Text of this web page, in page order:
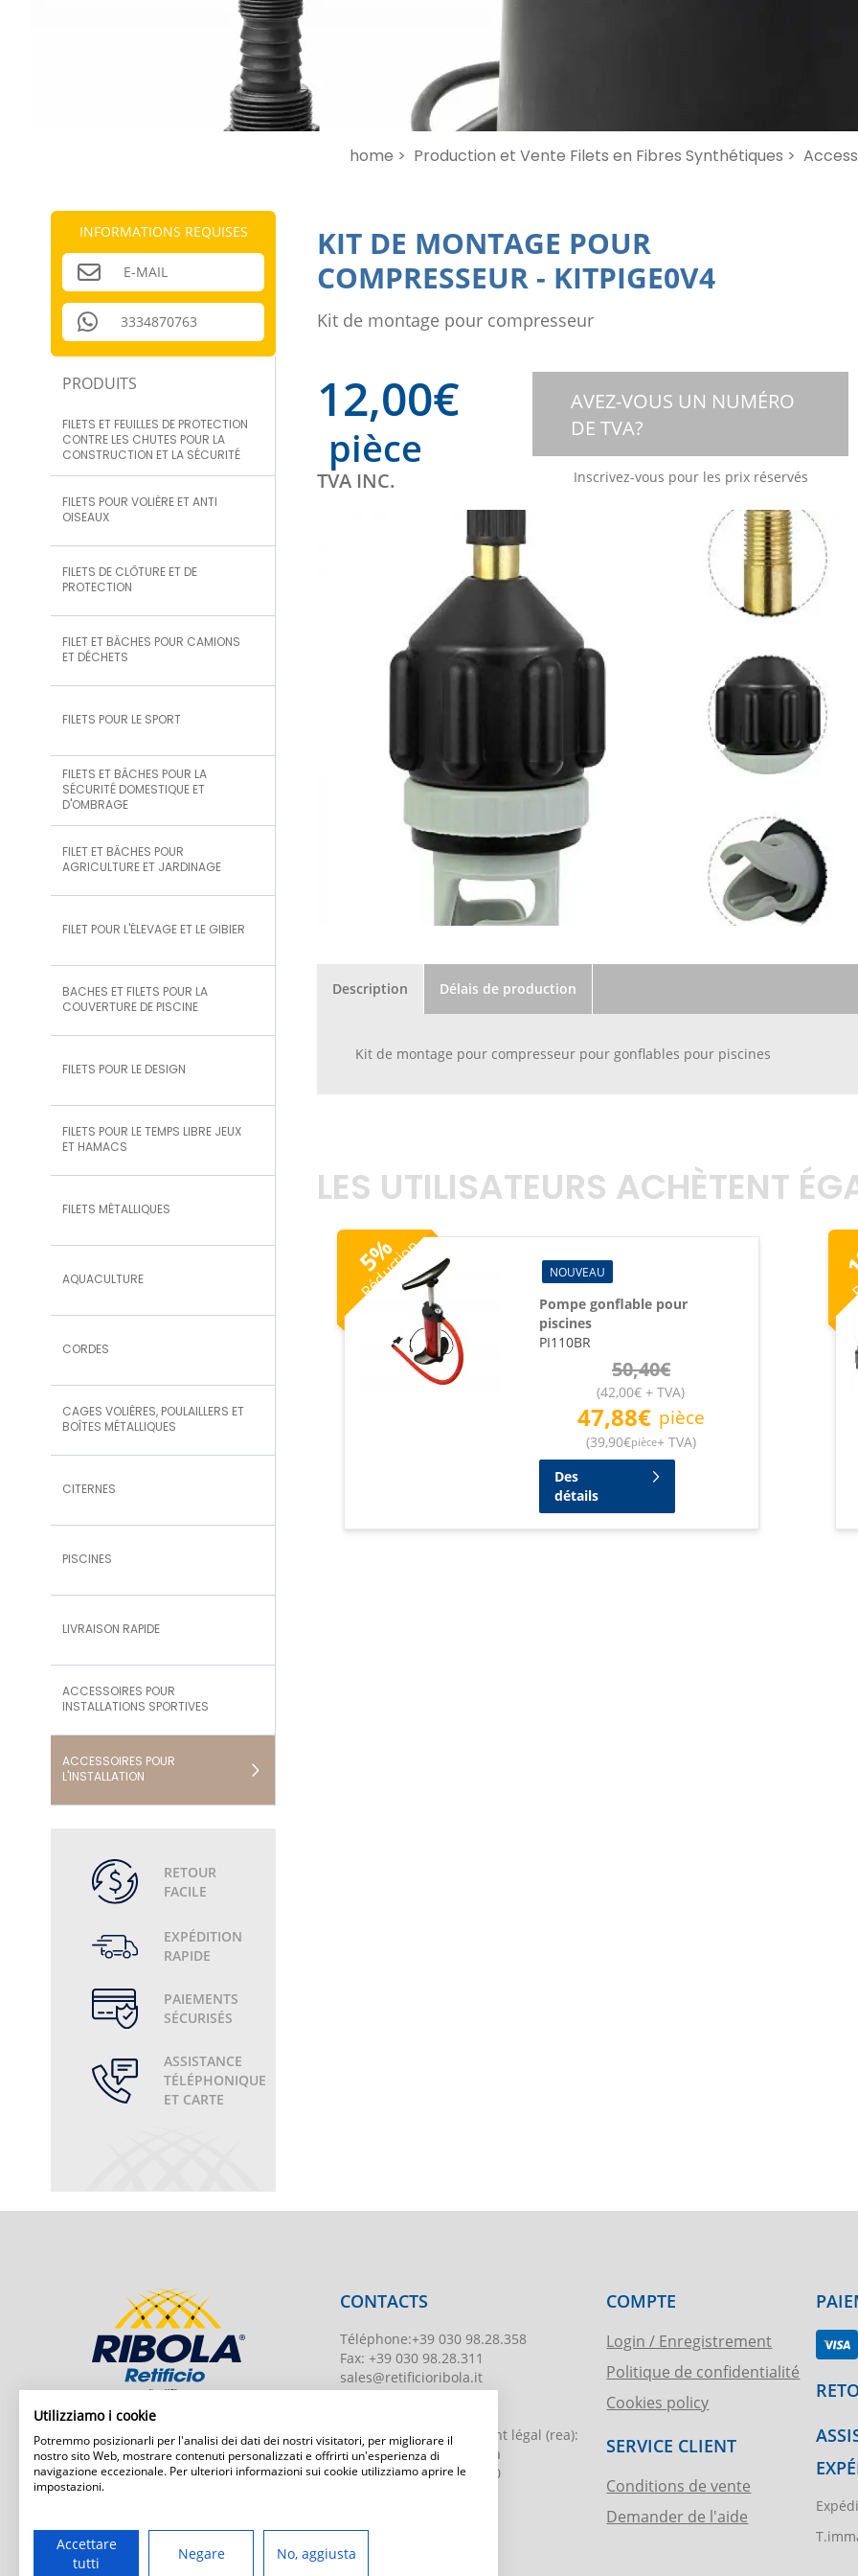
INFORMATIONS REQUISES
E-MAIL
3334870763
PRODUITS
FILETS ET FEUILLES DE PROTECTION
CONTRE LES CHUTES POUR LA
CONSTRUCTION ET LA SÉCURITÉ
FILETS POUR VOLIÈRE ET ANTI
OISEAUX
FILETS DE CLÔTURE ET DE
PROTECTION
FILET ET BÂCHES POUR CAMIONS
ET DÉCHETS
FILETS POUR LE SPORT
FILETS ET BÂCHES POUR LA
SÉCURITÉ DOMESTIQUE ET
D'OMBRAGE
FILET ET BÂCHES POUR
AGRICULTURE ET JARDINAGE
FILET POUR L'ÉLEVAGE ET LE GIBIER
BACHES ET FILETS POUR LA
COUVERTURE DE PISCINE
FILETS POUR LE DESIGN
FILETS POUR LE TEMPS LIBRE JEUX
ET HAMACS
FILETS MÉTALLIQUES
AQUACULTURE
CORDES
CAGES VOLIÈRES, POULAILLERS ET
BOÎTES MÉTALLIQUES
CITERNES
PISCINES
LIVRAISON RAPIDE
ACCESSOIRES POUR
INSTALLATIONS SPORTIVES
ACCESSOIRES POUR
L'INSTALLATION
RETOUR
FACILE
EXPÉDITION
RAPIDE
PAIEMENTS
SÉCURISÉS
ASSISTANCE
TÉLÉPHONIQUE
ET CARTE
home > Production et Vente Filets en Fibres Synthétiques >
KIT DE MONTAGE POUR
COMPRESSEUR- KITPIGE0V4
Kit de montage pour compresseur
12,00€
pièce
TVA INC.
AVEZ-VOUS UN NUMÉRO
DE TVA?
Inscrivez-vous pour les prix réservés
Description Délais de production
Kit de montage pour compresseur pour gonflables pour piscines
LES UTILISATEURS ACHÈTENT
5
%
Réduction NOUVEAU
Pompe gonflable pour
piscines
PI110BR
50,40€
(42,00€ + TVA)
47,88€ pièce
(39,90€pièce+ TVA)
Des
détails
25040 Timoline di C.F. (BS)
CONTACTS
Téléphone:+39 030 98.28.358
Fax: +39 030 98.28.311
sales@retificioribola.it
Numéro d'enregistrement légal (rea):
BS-203951 Uff. di Brescia
Capital social:€ 51.000,00
www.retificioribola.it
COMPTE
Login / Enregistrement
Politique de confidentialité
Cookies policy
SERVICE CLIENT
Conditions de vente
Demander de l'aide
Utilizziamo i cookie
Potremmo posizionarli per l'analisi dei dati dei nostri visitatori, per migliorare il
nostro sito Web, mostrare contenuti personalizzati e offrirti un'esperienza di
navigazione eccezionale. Per ulteriori informazioni sui cookie utilizziamo aprire le
impostazioni.
Accettare
tutti
Negare No, aggiusta